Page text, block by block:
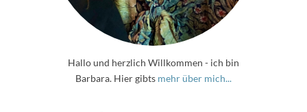
Hallo und herzlich Willkommen - ich bin
Barbara. Hier gibts mehr über mich...